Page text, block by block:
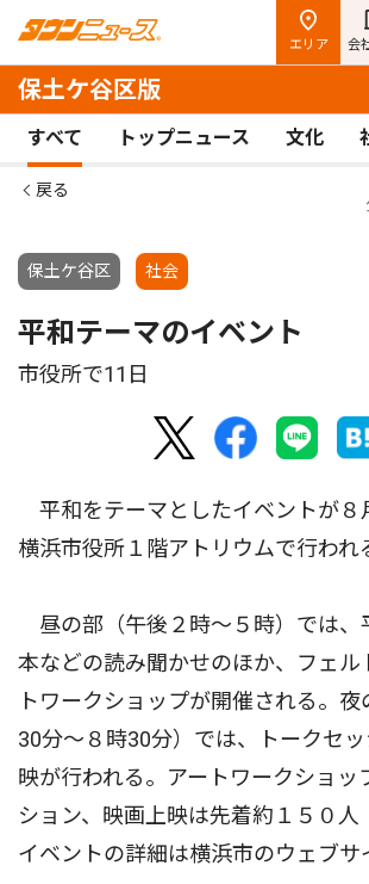
エリア 会
保土ケ谷区版
すべて トップニュース 文化
戻る
保土ケ谷区 社会
平和テーマのイベント
市役所で11日
平和をテーマとしたイベントが８
横浜市役所１階アトリウムで行われ
昼の部（午後２時〜５時）では、
本などの読み聞かせのほか、フェル
トワークショップが開催される。
30分〜８時30分）では、トークセ
映が行われる。アートワークショッ
ション、映画上映は先着約１５０人
イベントの詳細は横浜市のウェブサ